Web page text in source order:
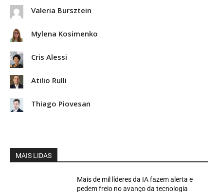
Valeria Bursztein
Mylena Kosimenko
Cris Alessi
Atilio Rulli
Thiago Piovesan
MAIS LIDAS
Mais de mil líderes da IA fazem alerta e
pedem freio no avanço da tecnologia